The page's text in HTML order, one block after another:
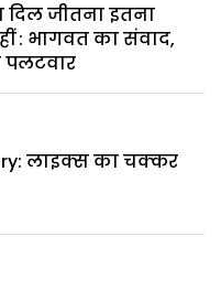
जीतना इतना
: भागवत का संवाद,
लाइक्स का चक्कर